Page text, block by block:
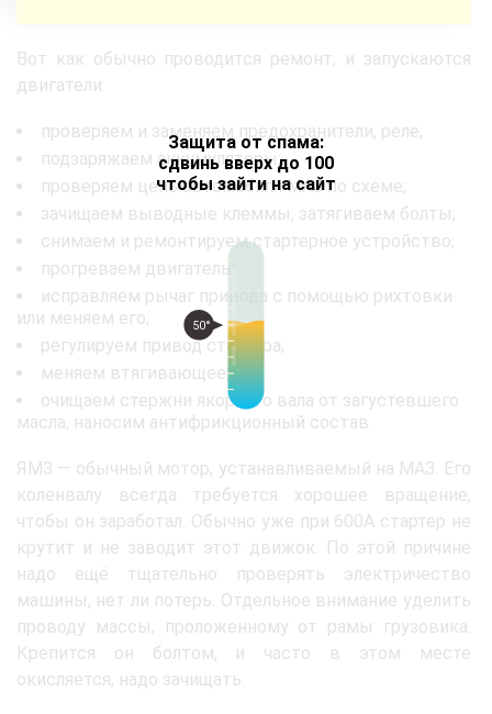
Защита от спама:
сдвинь вверх до 100
чтобы зайти на сайт
50°
Вот как обычно проводится ремонт, и запускаются
двигатели:
проверяем и заменяем предохранители, реле;
подзаряжаем аккумуляторы;
проверяем цепь автомобиля МАЗ по схеме;
зачищаем выводные клеммы, затягиваем болты;
снимаем и ремонтируем стартерное устройство;
прогреваем двигатель;
исправляем рычаг привода с помощью рихтовки
или меняем его;
регулируем привод стартера;
меняем втягивающее;
очищаем стержни якорного вала от загустевшего
масла, наносим антифрикционный состав.
ЯМЗ — обычный мотор, устанавливаемый на МАЗ. Его
коленвалу всегда требуется хорошее вращение,
чтобы он заработал. Обычно уже при 600А стартер не
крутит и не заводит этот движок. По этой причине
надо ещё тщательно проверять электричество
машины, нет ли потерь. Отдельное внимание уделить
проводу массы, проложенному от рамы грузовика.
Крепится он болтом, и часто в этом месте
окисляется, надо зачищать.